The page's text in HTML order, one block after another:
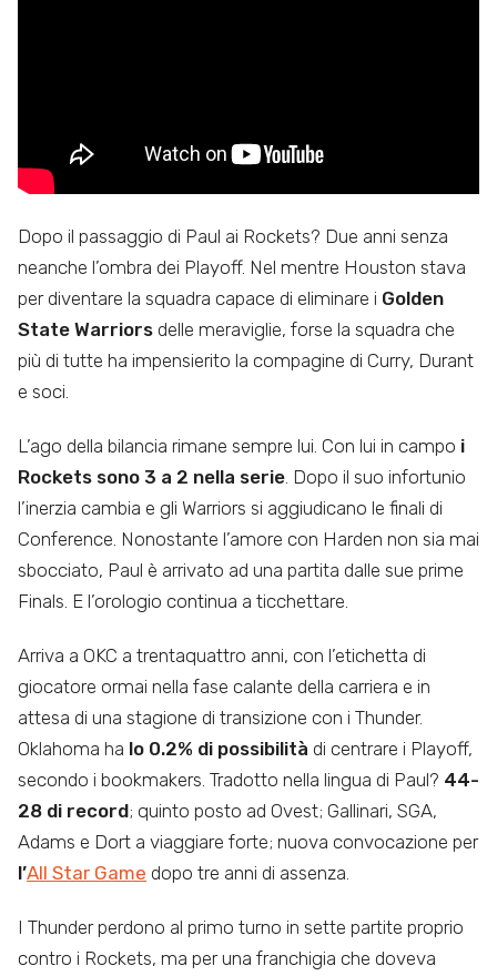
Dopo il passaggio di Paul ai Rockets? Due anni senza
neanche l’ombra dei Playoff. Nel mentre Houston stava
per diventare la squadra capace di eliminare i Golden
State Warriors delle meraviglie, forse la squadra che
più di tutte ha impensierito la compagine di Curry, Durant
e soci.
L’ago della bilancia rimane sempre lui. Con lui in campo i
Rockets sono 3 a 2 nella serie. Dopo il suo infortunio
l’inerzia cambia e gli Warriors si aggiudicano le finali di
Conference. Nonostante l’amore con Harden non sia mai
sbocciato, Paul è arrivato ad una partita dalle sue prime
Finals. E l’orologio continua a ticchettare.
Arriva a OKC a trentaquattro anni, con l’etichetta di
giocatore ormai nella fase calante della carriera e in
attesa di una stagione di transizione con i Thunder.
Oklahoma ha lo 0.2% di possibilità di centrare i Playoff,
secondo i bookmakers. Tradotto nella lingua di Paul? 44-
28 di record; quinto posto ad Ovest; Gallinari, SGA,
Adams e Dort a viaggiare forte; nuova convocazione per
l’All Star Game dopo tre anni di assenza.
I Thunder perdono al primo turno in sette partite proprio
contro i Rockets, ma per una franchigia che doveva